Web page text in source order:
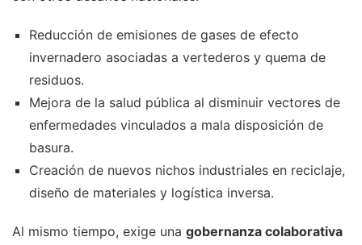
Reducción de emisiones de gases de efecto
invernadero asociadas a vertederos y quema de
residuos.
Mejora de la salud pública al disminuir vectores de
enfermedades vinculados a mala disposición de
basura.
Creación de nuevos nichos industriales en reciclaje,
diseño de materiales y logística inversa.
Al mismo tiempo, exige una gobernanza colaborativa